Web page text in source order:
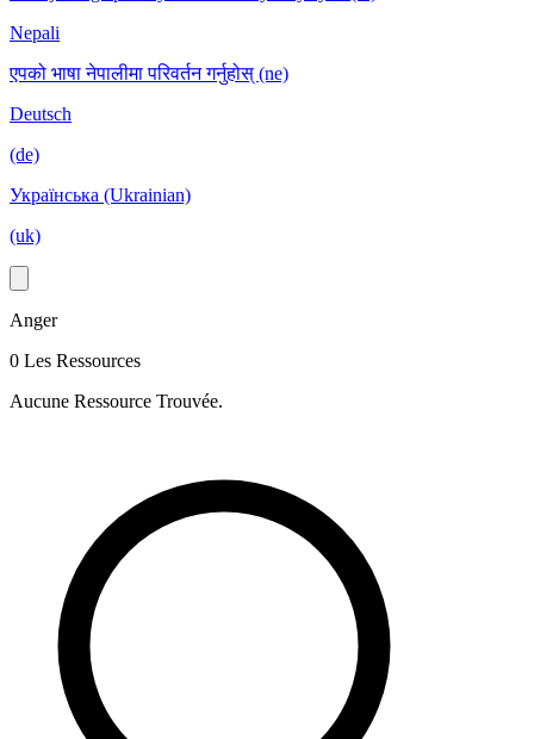
Nepali
एपको भाषा नेपालीमा परिवर्तन गर्नुहोस् (ne)
Deutsch
(de)
Українська (Ukrainian)
(uk)
Anger
0 Les Ressources
Aucune Ressource Trouvée.